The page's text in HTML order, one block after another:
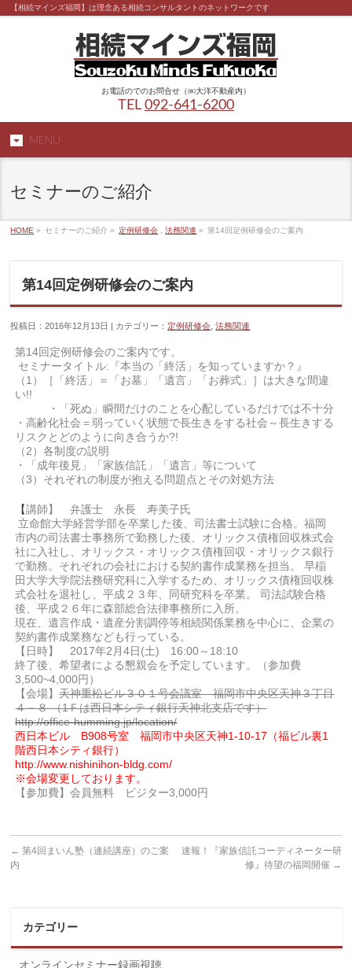
【相続マインズ福岡】は理念ある相続コンサルタントのネットワークです
お電話のでのお問合せ（㈱大洋不動産内）
TEL 092-641-6200
MENU
セミナーのご紹介
HOME » セミナーのご紹介 » 定例研修会 ,法務関連 » 第14回定例研修会のご案内
第14回定例研修会のご案内
投稿日：2016年12月13日 | カテゴリー： 定例研修会 ,法務関連
第14回定例研修会のご案内です。
セミナータイトル:『本当の「終活」を知っていますか？』
（1）［「終活」＝「お墓」「遺言」「お葬式」］は大きな間違
い!!
・「死ぬ」瞬間だけのことを心配しているだけでは不十分
・高齢化社会＝弱っていく状態で長生きをする社会～長生きする
リスクとどのように向き合うか?!
（2）各制度の説明
・「成年後見」「家族信託」「遺言」等について
（3）それぞれの制度が抱える問題点とその対処方法
【講師】 弁護士 永長 寿美子氏
立命館大学経営学部を卒業した後、司法書士試験に合格。福岡
市内の司法書士事務所で勤務した後、オリックス債権回収株式会
社に入社し、オリックス・オリックス債権回収・オリックス銀行
で勤務。それぞれの会社における契約書作成業務を担当。 早稲
田大学大学院法務研究科に入学するため、オリックス債権回収株
式会社を退社し、平成２３年、同研究科を卒業。 司法試験合格
後、平成２６年に森部総合法律事務所に入所。
現在、遺言作成・遺産分割調停等相続関係業務を中心に、企業の
契約書作成業務なども行っている。
【日時】 2017年2月4日(土) 16:00～18:10
終了後、希望者による懇親会を予定しています。（参加費
3,500~4,000円）
【会場】天神重松ビル３０１号会議室 福岡市中央区天神３丁目
４－８ （1Ｆは西日本シティ銀行天神北支店です）
http://office-humming.jp/location/
西日本ビル B908号室 福岡市中央区天神1-10-17（福ビル裏1
階西日本シティ銀行）
http://www.nishinihon-bldg.com/
※会場変更しております。
【参加費】会員無料 ビジター3,000円
← 第4回まいん塾（連続講座）のご案
内
速報！『家族信託コーディネーター研
修』待望の福岡開催 →
カテゴリー
オンラインセミナー録画視聴